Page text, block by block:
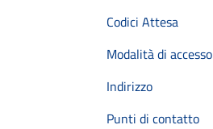
Codici Attesa
Modalità di accesso
Indirizzo
Punti di contatto